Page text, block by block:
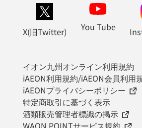
X(旧Twitter) You Tube
イオン九州オンライン利用規約
iAEON利用規約/iAEON会員利用
iAEONプライバシーポリシー
特定商取引に基づく表示
酒類販売管理者標識の掲示